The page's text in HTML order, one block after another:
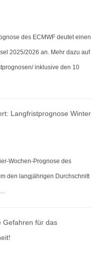
des ECMWF deutet einen
2025/2026 an. Mehr dazu auf
inklusive den 10
Langfristprognose Winter
Wochen-Prognose des
den langjährigen Durchschnitt
Gefahren für das